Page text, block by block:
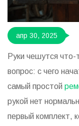
апр 30, 2025
Руки чешутся что-
вопрос: с чего
самый простой
рукой нет
первый комплект,